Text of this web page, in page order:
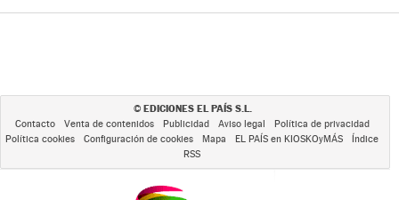
© EDICIONES EL PAÍS S.L.
Contacto Venta de contenidos Publicidad Aviso legal
Política de privacidad
Política cookies
Configuración de cookies Mapa EL PAÍS en KIOSKOyMÁS
Índice
RSS